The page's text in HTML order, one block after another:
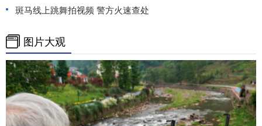
斑马线上跳舞拍视频 警方火速查处
图片大观